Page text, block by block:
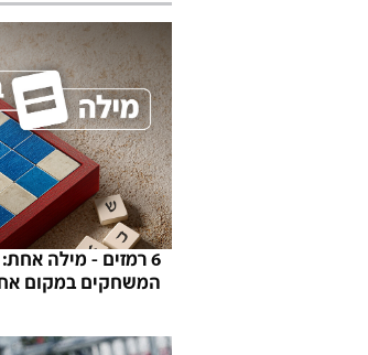
6 רמזים - מילה
המשחקים במקום